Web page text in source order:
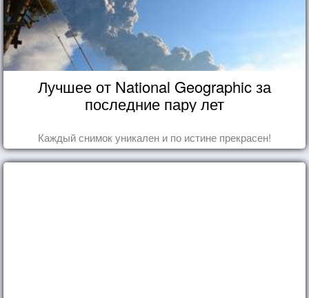
Лучшее от National Geographic за
последние пару лет
Каждый снимок уникален и по истине прекрасен!